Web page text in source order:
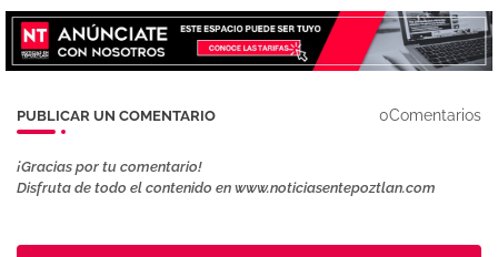
PUBLICAR UN COMENTARIO 0Comentarios
¡Gracias por tu comentario!
Disfruta de todo el contenido en www.noticiasentepoztlan.com